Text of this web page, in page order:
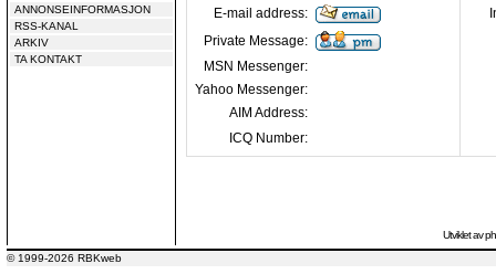
ANNONSEINFORMASJON
RSS-KANAL
ARKIV
TA KONTAKT
E-mail address:
Private Message:
MSN Messenger:
Yahoo Messenger:
AIM Address:
ICQ Number:
Utviklet av
© 1999-2026 RBKweb